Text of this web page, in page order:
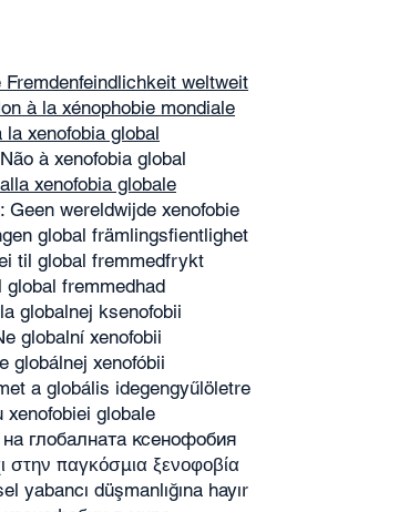
Fremdenfeindlichkeit weltweit
à la xénophobie mondiale
la xenofobia global
à xenofobia global
xenofobia globale
Geen wereldwijde xenofobie
global främlingsfientlighet
til global fremmedfrykt
global fremmedhad
globalnej ksenofobii
globalní xenofobii
globálnej xenofóbii
a globális idegengyűlöletre
xenofobiei globale
глобалната ксенофобия
στην παγκόσμια ξενοφοβία
yabancı düşmanlığına hayır